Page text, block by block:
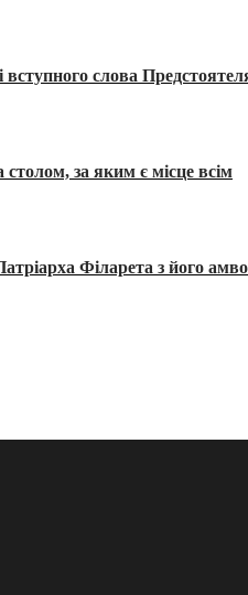
вступного слова
за яким є місце всім
Філарета з його